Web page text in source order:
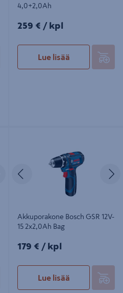
4,0+2,0Ah
259€/kpl
259 € / kpl
Lue lisää
SeuraavaEdellinen
Akkuporakone Bosch GSR 12V-
15 2x2,0Ah Bag
179€/kpl
179 € / kpl
Lue lisää